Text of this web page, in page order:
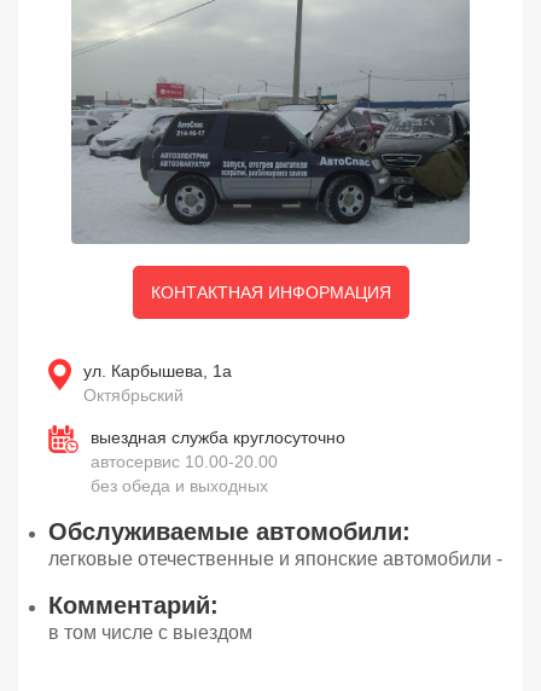
КОНТАКТНАЯ ИНФОРМАЦИЯ
ул. Карбышева, 1а
Октябрьский
выездная служба круглосуточно
автосервис 10.00-20.00
без обеда и выходных
Обслуживаемые автомобили:
легковые отечественные и японские автомобили -
Комментарий:
в том числе с выездом